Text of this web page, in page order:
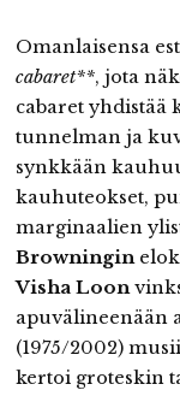
Omanlaisensa
cabaret**, jota
cabaret yhdistää
tunnelman ja
synkkään
kauhuteokset,
marginaalien
Browningin
Visha Loon
apuvälineenään
(1975/2002)
kertoi groteskin